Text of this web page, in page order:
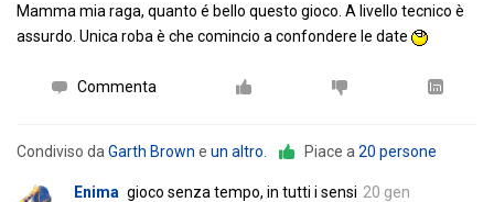
Mamma mia raga, quanto é bello questo gioco. A livello tecnico è
assurdo. Unica roba è che comincio a confondere le date
Commenta
Condiviso da Garth Brown e un altro Piace a 20 persone
Enima gioco senza tempo, in tutti i sensi 20 gen